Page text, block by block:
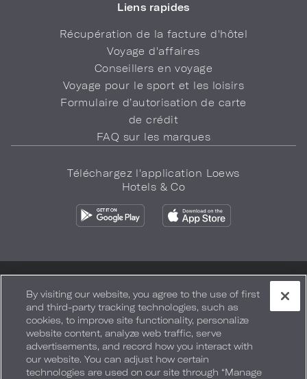
Liens rapides
Récupération de la facture d'hôtel
Voyage d'affaires
Conseillers en voyage
Voyage pour le sport et les loisirs
Formulaire d’autorisation de carte
de crédit
FAQ sur les marques
Téléchargez l'application Loews
Hotels & Co
Ne vendez pas mes informations
Sécurité et bien-être Conditions d'utilisation Accessibilité
Plan du site Vos préférences en matière de confidentialité
TOUS DROITS RÉSERVÉS. 2026.LOEWS HOTELS & CO
By visiting our website, you agree to the use of first
and third-party tracking technologies, such as
cookies, to improve site functionality, personalize
website content, analyze web traffic, serve
advertisements, and record how you interact with
our website. You can adjust how certain
technologies are used on our site through “Manage